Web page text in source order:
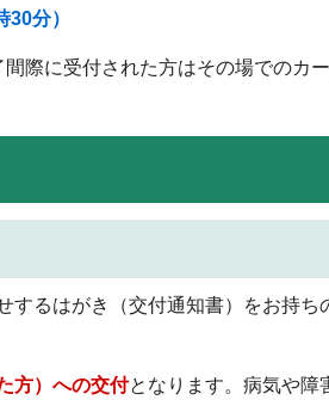
分）
際に受付された方はその場でのカ
するはがき（交付通知書）をお持ち
方）への交付となります。病気や障